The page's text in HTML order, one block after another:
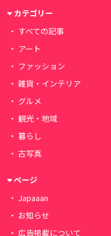
カテゴリー
すべての記事
アート
ファッション
雑貨・インテリア
グルメ
観光・地域
暮らし
古写真
ページ
Japaaan
お知らせ
広告掲載について